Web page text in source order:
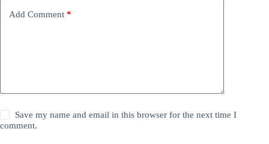
Add Comment *
Save my name and email in this browser for the next time I
comment.